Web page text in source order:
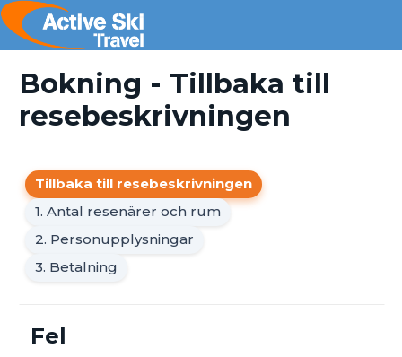
Bokning - Tillbaka till
resebeskrivningen
Tillbaka till resebeskrivningen
1. Antal resenärer och rum
2. Personupplysningar
3. Betalning
Fel